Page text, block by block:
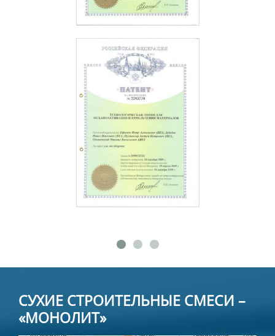
СУХИЕ СТРОИТЕЛЬНЫЕ СМЕСИ –
«МОНОЛИТ»